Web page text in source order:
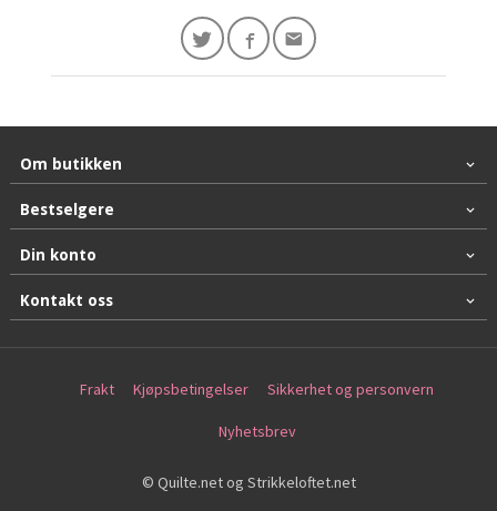
Om butikken
Bestselgere
Din konto
Kontakt oss
Frakt Kjøpsbetingelser Sikkerhet og personvern
Nyhetsbrev
© Quilte.net og Strikkeloftet.net